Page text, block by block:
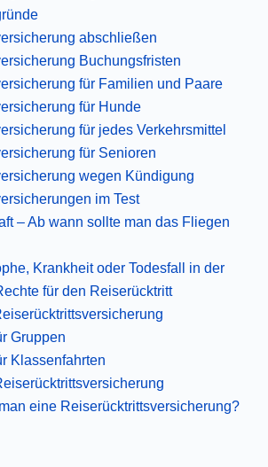
abschließen
Buchungsfristen
für Familien und Paare
für Hunde
für jedes Verkehrsmittel
für Senioren
wegen Kündigung
im Test
– Ab wann sollte man das Fliegen
Krankheit oder Todesfall in der
für den Reiserücktritt
Gruppen
Klassenfahrten
eine Reiserücktrittsversicherung?